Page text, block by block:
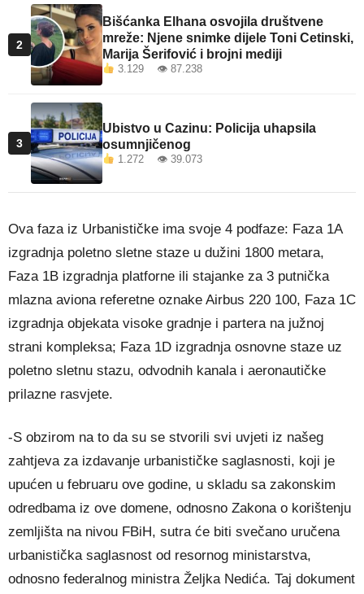
2
Bišćanka Elhana osvojila društvene
mreže: Njene snimke dijele Toni Cetinski,
Marija Šerifović i brojni mediji
3.129 👁 87.238
3
Ubistvo u Cazinu: Policija uhapsila
osumnjičenog
1.272 👁 39.073
Ova faza iz Urbanističke ima svoje 4 podfaze: Faza 1A
izgradnja poletno sletne staze u dužini 1800 metara,
Faza 1B izgradnja platforne ili stajanke za 3 putnička
mlazna aviona referetne oznake Airbus 220 100, Faza 1C
izgradnja objekata visoke gradnje i partera na južnoj
strani kompleksa; Faza 1D izgradnja osnovne staze uz
poletno sletnu stazu, odvodnih kanala i aeronautičke
prilazne rasvjete.
-S obzirom na to da su se stvorili svi uvjeti iz našeg
zahtjeva za izdavanje urbanističke saglasnosti, koji je
upućen u februaru ove godine, u skladu sa zakonskim
odredbama iz ove domene, odnosno Zakona o korištenju
zemljišta na nivou FBiH, sutra će biti svečano uručena
urbanistička saglasnost od resornog ministarstva,
odnosno federalnog ministra Željka Nedića. Taj dokument